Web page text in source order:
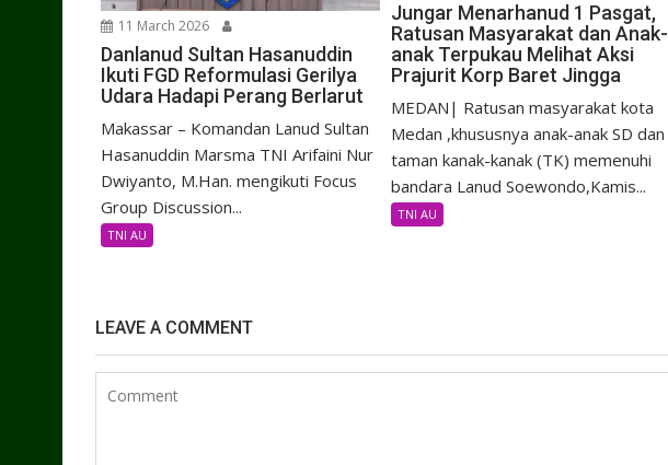
11 March 2026
Danlanud Sultan Hasanuddin
Ikuti FGD Reformulasi Gerilya
Udara Hadapi Perang Berlarut
Makassar – Komandan Lanud Sultan
Hasanuddin Marsma TNI Arifaini Nur
Dwiyanto, M.Han. mengikuti Focus
Group Discussion...
TNI AU
Jungar Menarhanud 1 Pasgat,
Ratusan Masyarakat dan Anak-
anak Terpukau Melihat Aksi
Prajurit Korp Baret Jingga
MEDAN| Ratusan masyarakat kota
Medan ,khususnya anak-anak SD dan
taman kanak-kanak (TK) memenuhi
bandara Lanud Soewondo,Kamis...
TNI AU
LEAVE A COMMENT